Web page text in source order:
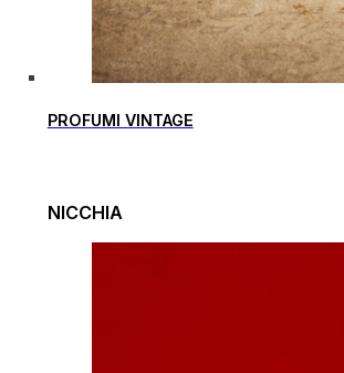
PROFUMI VINTAGE
NICCHIA